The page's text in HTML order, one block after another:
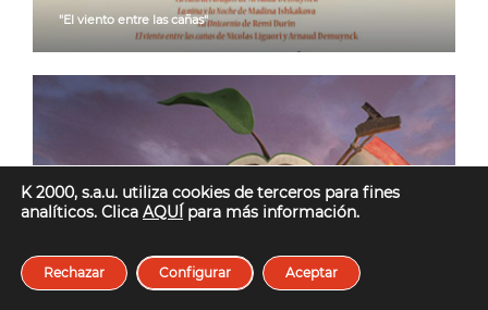
"El viento entre las cañas"
K 2000, s.a.u. utiliza cookies de terceros para fines
analíticos. Clica AQUÍ para más información.
Aceptar
Rechazar Configurar